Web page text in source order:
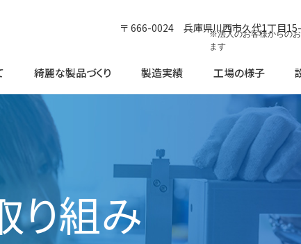
※法人のお客様からの
ます
〒 666-0024 兵庫県川西市久代1丁目
綺麗な製品づくり 製造実績 工場の様子
り組み